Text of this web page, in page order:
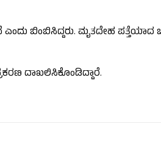
ಬಿಂಬಿಸಿದ್ದರು. ಮೃತದೇಹ
ದಾಖಲಿಸಿಕೊಂಡಿದ್ದಾರೆ.